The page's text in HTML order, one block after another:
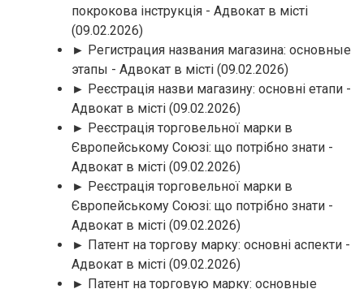
покрокова інструкція - Адвокат в місті
(09.02.2026)
► Регистрация названия магазина: основные
этапы - Адвокат в місті (09.02.2026)
► Реєстрація назви магазину: основні етапи -
Адвокат в місті (09.02.2026)
► Реєстрація торговельної марки в
Європейському Союзі: що потрібно знати -
Адвокат в місті (09.02.2026)
► Реєстрація торговельної марки в
Європейському Союзі: що потрібно знати -
Адвокат в місті (09.02.2026)
► Патент на торгову марку: основні аспекти -
Адвокат в місті (09.02.2026)
► Патент на торговую марку: основные